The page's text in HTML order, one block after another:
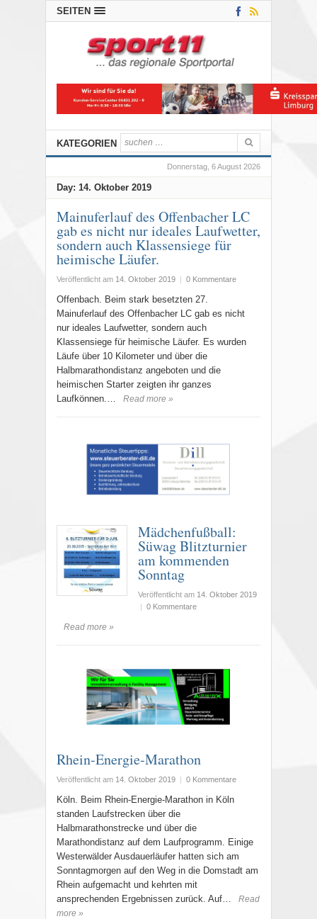
SEITEN
KATEGORIEN
Donnerstag, 6 August 2026
Day: 14. Oktober 2019
Mainuferlauf des Offenbacher LC
gab es nicht nur ideales Laufwetter,
sondern auch Klassensiege für
heimische Läufer.
Veröffentlicht am 14. Oktober 2019 0 Kommentare
Offenbach. Beim stark besetzten 27.
Mainuferlauf des Offenbacher LC gab es nicht
nur ideales Laufwetter, sondern auch
Klassensiege für heimische Läufer. Es wurden
Läufe über 10 Kilometer und über die
Halbmarathondistanz angeboten und die
heimischen Starter zeigten ihr ganzes
Laufkönnen.…
Read more »
Mädchenfußball:
Süwag Blitzturnier
am kommenden
Sonntag
Veröffentlicht am 14. Oktober 2019
| 0 Kommentare
Read more »
Rhein-Energie-Marathon
Veröffentlicht am 14. Oktober 2019 | 0 Kommentare
Köln. Beim Rhein-Energie-Marathon in Köln
standen Laufstrecken über die
Halbmarathonstrecke und über die
Marathondistanz auf dem Laufprogramm. Einige
Westerwälder Ausdauerläufer hatten sich am
Sonntagmorgen auf den Weg in die Domstadt am
Rhein aufgemacht und kehrten mit
ansprechenden Ergebnissen zurück. Auf…
Read
more »